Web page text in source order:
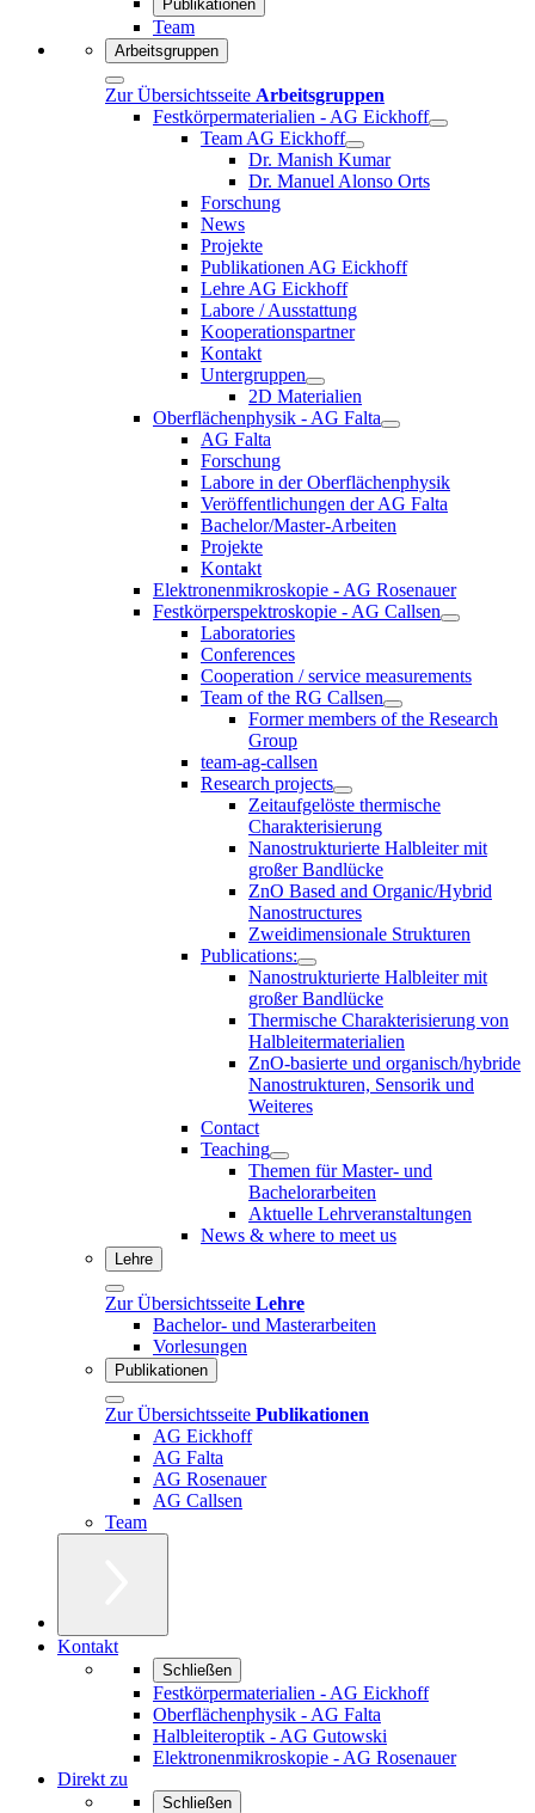
Publikationen
Team
Arbeitsgruppen
Zur Übersichtsseite Arbeitsgruppen
Festkörpermaterialien - AG Eickhoff
Team AG Eickhoff
Dr. Manish Kumar
Dr. Manuel Alonso Orts
Forschung
News
Projekte
Publikationen AG Eickhoff
Lehre AG Eickhoff
Labore / Ausstattung
Kooperationspartner
Kontakt
Untergruppen
2D Materialien
Oberflächenphysik - AG Falta
AG Falta
Forschung
Labore in der Oberflächenphysik
Veröffentlichungen der AG Falta
Bachelor/Master-Arbeiten
Projekte
Kontakt
Elektronenmikroskopie - AG Rosenauer
Festkörperspektroskopie - AG Callsen
Laboratories
Conferences
Cooperation / service measurements
Team of the RG Callsen
Former members of the Research
Group
team-ag-callsen
Research projects
Zeitaufgelöste thermische
Charakterisierung
Nanostrukturierte Halbleiter mit
großer Bandlücke
ZnO Based and Organic/Hybrid
Nanostructures
Zweidimensionale Strukturen
Publications:
Nanostrukturierte Halbleiter mit
großer Bandlücke
Thermische Charakterisierung von
Halbleitermaterialien
ZnO-basierte und organisch/hybride
Nanostrukturen, Sensorik und
Weiteres
Contact
Teaching
Themen für Master- und
Bachelorarbeiten
Aktuelle Lehrveranstaltungen
News & where to meet us
Lehre
Zur Übersichtsseite Lehre
Bachelor- und Masterarbeiten
Vorlesungen
Publikationen
Zur Übersichtsseite Publikationen
AG Eickhoff
AG Falta
AG Rosenauer
AG Callsen
Team
Kontakt
Schließen
Festkörpermaterialien - AG Eickhoff
Oberflächenphysik - AG Falta
Halbleiteroptik - AG Gutowski
Elektronenmikroskopie - AG Rosenauer
Direkt zu
Schließen